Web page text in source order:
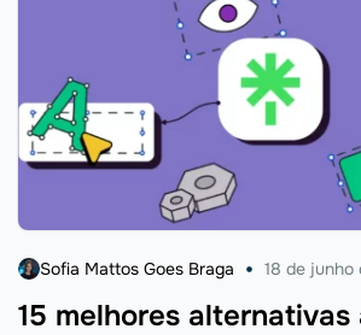
15 melhores
Sofia Mattos Goes Braga 18 de junho